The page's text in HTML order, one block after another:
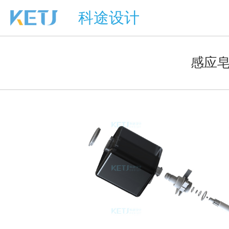
科途设计
感应